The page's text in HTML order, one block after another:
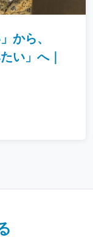
から、
い」へ｜